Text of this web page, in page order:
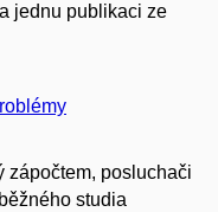
jednu publikaci ze
zápočtem, posluchači
studia